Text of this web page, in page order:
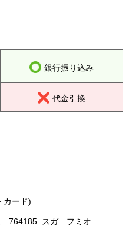
銀行振り込み
代金引換
カード)
764185 スガ フミオ